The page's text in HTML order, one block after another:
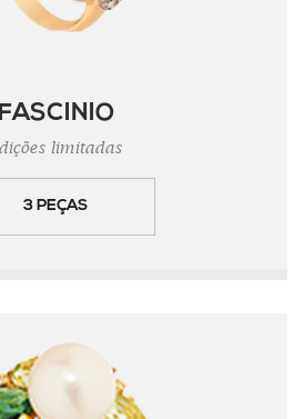
FASCINIO
limitadas
3 PEÇAS